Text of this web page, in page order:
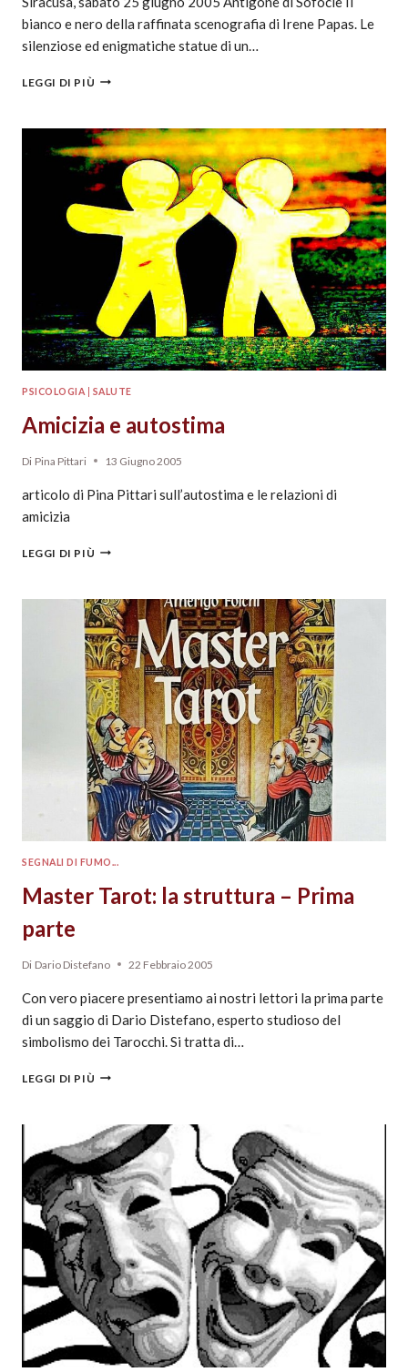
bianco e nero della raffinata scenografia di Irene Papas. Le
silenziose ed enigmatiche statue di un…
LEGGI DI PIÙ
PSICOLOGIA SALUTE
Amicizia e autostima
Di Pina Pittari 13 Giugno 2005
articolo di Pina Pittari sull’autostima e le relazioni di
amicizia
LEGGI DI PIÙ
SEGNALI DI FUMO...
Master Tarot: la struttura – Prima
parte
Di Dario Distefano 22 Febbraio 2005
Con vero piacere presentiamo ai nostri lettori la prima parte
di un saggio di Dario Distefano, esperto studioso del
simbolismo dei Tarocchi. Si tratta di…
LEGGI DI PIÙ